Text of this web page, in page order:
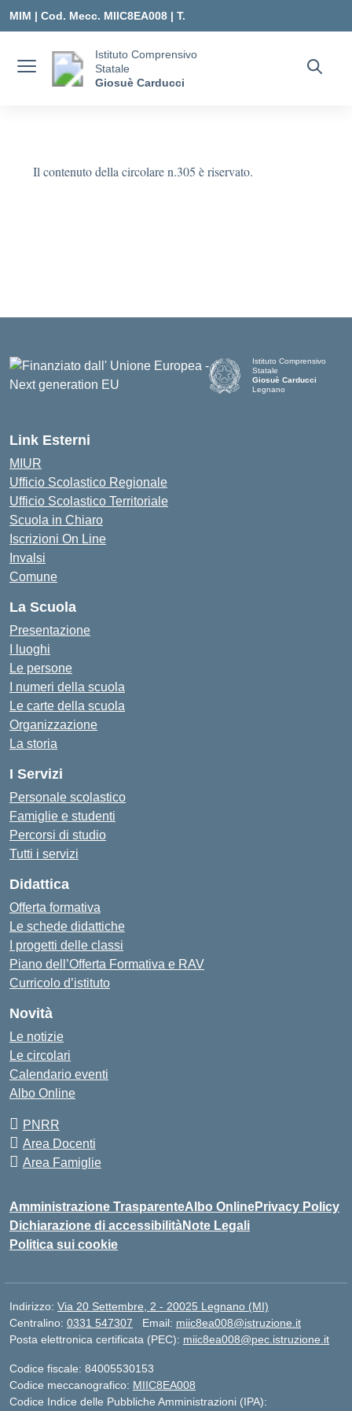
MIM | Cod. Mecc. MIIC8EA008 | T.
MIIC8EA008@ISTRUZIONE.IT
Istituto Comprensivo
Statale
Giosuè Carducci
Il contenuto della circolare n.305 è riservato.
Istituto Comprensivo
Statale
Giosuè Carducci
Legnano
Link Esterni
MIUR
Ufficio Scolastico Regionale
Ufficio Scolastico Territoriale
Scuola in Chiaro
Iscrizioni On Line
Invalsi
Comune
La Scuola
Presentazione
I luoghi
Le persone
I numeri della scuola
Le carte della scuola
Organizzazione
La storia
I Servizi
Personale scolastico
Famiglie e studenti
Percorsi di studio
Tutti i servizi
Didattica
Offerta formativa
Le schede didattiche
I progetti delle classi
Piano dell’Offerta Formativa e RAV
Curricolo d’istituto
Novità
Le notizie
Le circolari
Calendario eventi
Albo Online
PNRR
Area Docenti
Area Famiglie
Amministrazione TrasparenteAlbo OnlinePrivacy Policy
Dichiarazione di accessibilitàNote Legali
Politica sui cookie
Indirizzo: Via 20 Settembre, 2 - 20025 Legnano (MI)
Centralino: 0331 547307 Email: miic8ea008@istruzione.it
Posta elettronica certificata (PEC): miic8ea008@pec.istruzione.it
Codice fiscale: 84005530153
Codice meccanografico: MIIC8EA008
Codice Indice delle Pubbliche Amministrazioni (IPA):